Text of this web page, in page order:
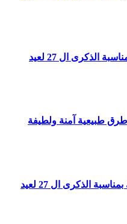
لبنى العجاني تهنئ جلالة الملك بمناسبة الذكرى ال 27 لعيد
طرق طبيعية آمنة ولطيفة
وسيمة أشرنان تهنئ جلالة الملك بمناسبة الذكرى ال 27 لعيد